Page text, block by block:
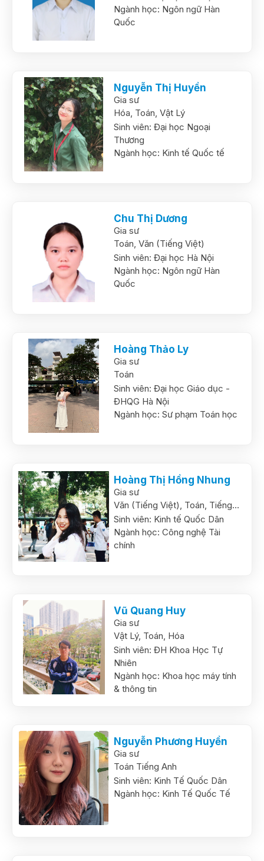
Ngành học: Ngôn ngữ Hàn
Quốc
Nguyễn Thị Huyền
Gia sư
Hóa, Toán,Vật Lý
Sinh viên: Đại học Ngoại
Thương
Ngành học: Kinh tế Quốc tế
Chu Thị Dương
Gia sư
Toán,Văn (Tiếng Việt)
Sinh viên: Đại học Hà Nội
Ngành học: Ngôn ngữ Hàn
Quốc
Hoàng Thảo Ly
Gia sư
Toán
Sinh viên: Đại học Giáo dục -
ĐHQG Hà Nội
Ngành học: Sư phạm Toán học
Hoàng Thị Hồng Nhung
Gia sư
Văn (Tiếng Việt), Toán, Tiếng
Anh
Sinh viên: Kinh tế Quốc Dân
Ngành học: Công nghệ Tài
chính
Vũ Quang Huy
Gia sư
Vật Lý, Toán, Hóa
Sinh viên: ĐH Khoa Học Tự
Nhiên
Ngành học: Khoa học máy tính
& thông tin
Nguyễn Phương Huyền
Gia sư
Toán Tiếng Anh
Sinh viên: Kinh Tế Quốc Dân
Ngành học: Kinh Tế Quốc Tế